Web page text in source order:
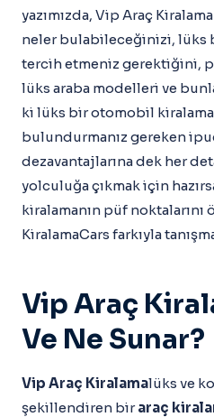
yazımızda, Vip Araç
neler bulabileceğinizi, lüks
tercih etmeniz gerektiğini,
lüks araba modelleri ve
ki lüks bir otomobil
bulundurmanız gereken
dezavantajlarına dek her
yolculuğa çıkmak için
kiralamanın püf noktalarını
KiralamaCars farkıyla
Vip Araç
Ve Ne Sunar?
Vip Araç Kiralamalüks ve
şekillendiren biraraç